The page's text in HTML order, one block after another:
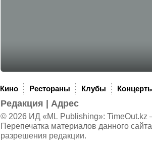
Кино Рестораны Клубы
Редакция Адрес
© 2026 ИД «ML Publishing»: TimeOut.kz
Перепечатка материалов данного
разрешения редакции.